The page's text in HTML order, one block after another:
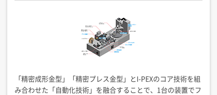
「精密成形金型」「精密プレス金型」とI-PEXのコア技術を組
み合わせた「自動化技術」を融合することで、1台の装置でフ